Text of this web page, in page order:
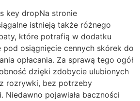
Na stronie
istnieją także różnego
które potrafią w dodatku
osiągnięcie cennych skórek do
opłacania. Za sprawą tego ogół
dzięki zdobycie ulubionych
rozrywki, bez potrzeby
Niedawno pojawiała baczności